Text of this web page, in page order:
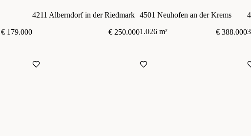
€ 179.000
4211 Alberndorf in der Riedmark
€ 250.000
4501 Neuhofen an der Krems
1.026 m²
€ 388.000